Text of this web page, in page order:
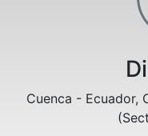
Cuenca - Ecuador,